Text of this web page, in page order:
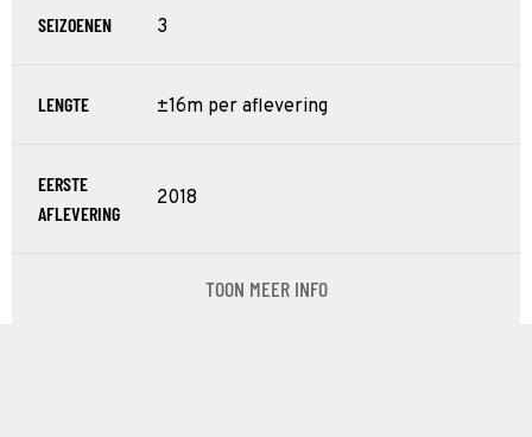
SEIZOENEN 3
LENGTE ±16m per aflevering
EERSTE
AFLEVERING
2018
TOON MEER INFO